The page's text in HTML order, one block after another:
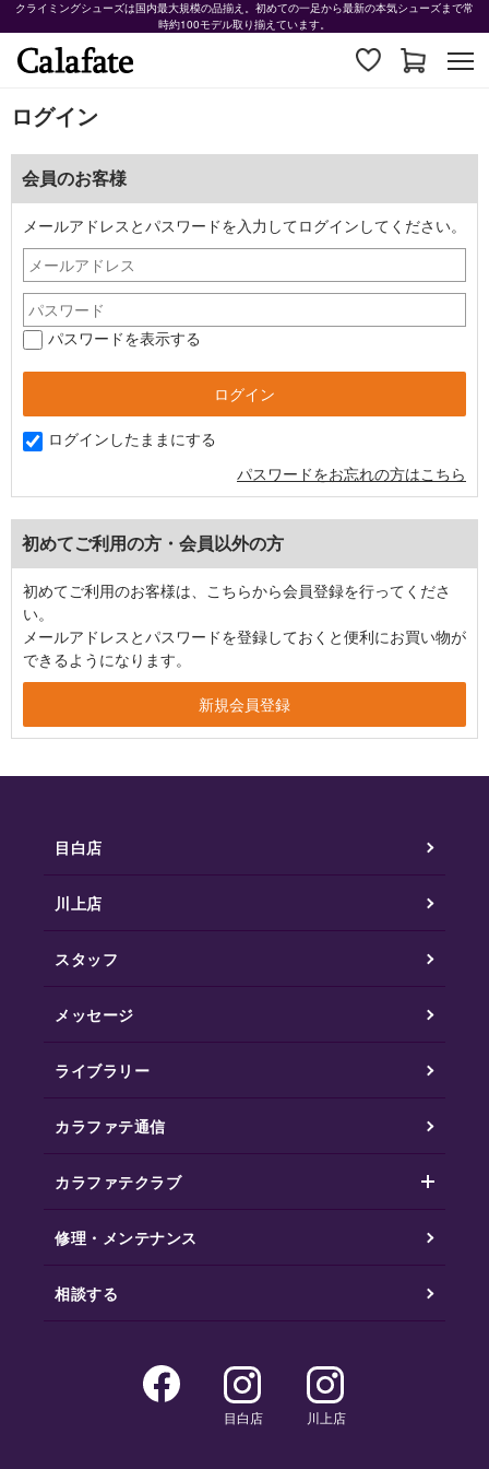
クライミングシューズは国内最大規模の品揃え。初めての一足から最新の本気シューズまで常
時約100モデル取り揃えています。
ログイン
会員のお客様
メールアドレスとパスワードを入力してログインしてください。
パスワードを表示する
ログインしたままにする
パスワードをお忘れの方はこちら
初めてご利用の方・会員以外の方
初めてご利用のお客様は、こちらから会員登録を行ってくださ
い。
メールアドレスとパスワードを登録しておくと便利にお買い物が
できるようになります。
目白店
川上店
スタッフ
メッセージ
ライブラリー
カラファテ通信
カラファテクラブ
修理・メンテナンス
相談する
目白店 川上店